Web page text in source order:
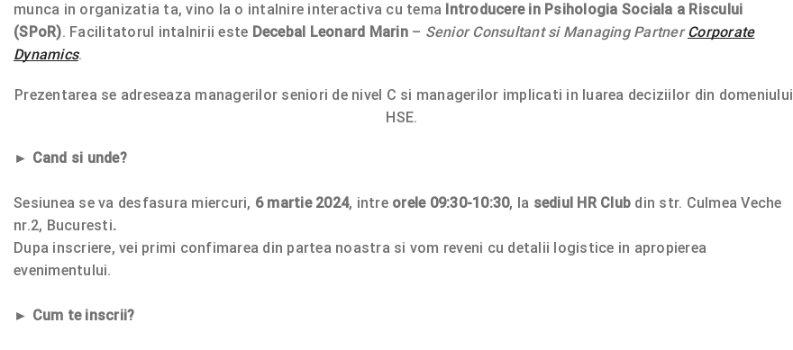
munca in organizatia ta, vino la o intalnire interactiva cu tema Introducere in Psihologia Sociala a Riscului
(SPoR). Facilitatorul intalnirii este Decebal Leonard Marin– Senior Consultant si Managing PartnerCorporate
Dynamics.
Prezentarea se adreseaza managerilor seniori de nivel C si managerilor implicati in luarea deciziilor din domeniului
HSE.
► Cand si unde?
Sesiunea se va desfasura miercuri, 6 martie 2024, intre orele 09:30-10:30, la sediul HR Club din str. Culmea Veche
nr.2, Bucuresti.
Dupa inscriere, vei primi confimarea din partea noastra si vom reveni cu detalii logistice in apropierea
evenimentului.
► Cum te inscrii?